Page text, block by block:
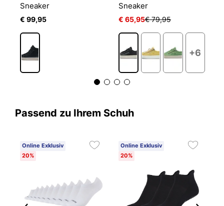
Sneaker
€ 99,95
Sneaker
€ 65,95€ 79,95
+6
Passend zu Ihrem Schuh
Online Exklusiv
20%
Online Exklusiv
20%